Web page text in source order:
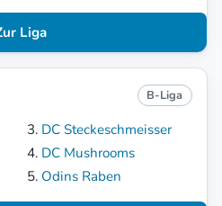
Liga
B-Liga
DC Steckeschmeisser
DC Mushrooms
Odins Raben